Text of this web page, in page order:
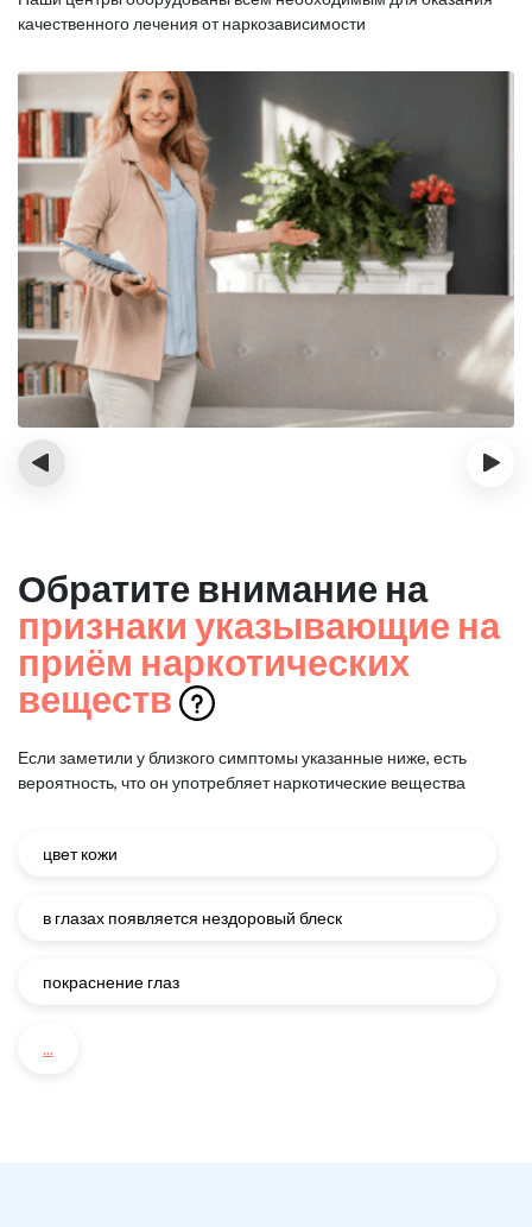
качественного лечения от наркозависимости
‹ ›
Обратите внимание на
признаки указывающие на
приём наркотических
веществ
Если заметили у близкого симптомы указанные ниже, есть
вероятность, что он употребляет наркотические вещества
цвет кожи
в глазах появляется нездоровый блеск
покраснение глаз
...